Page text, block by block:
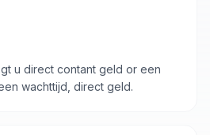
u direct contant geld or een
wachttijd, direct geld.